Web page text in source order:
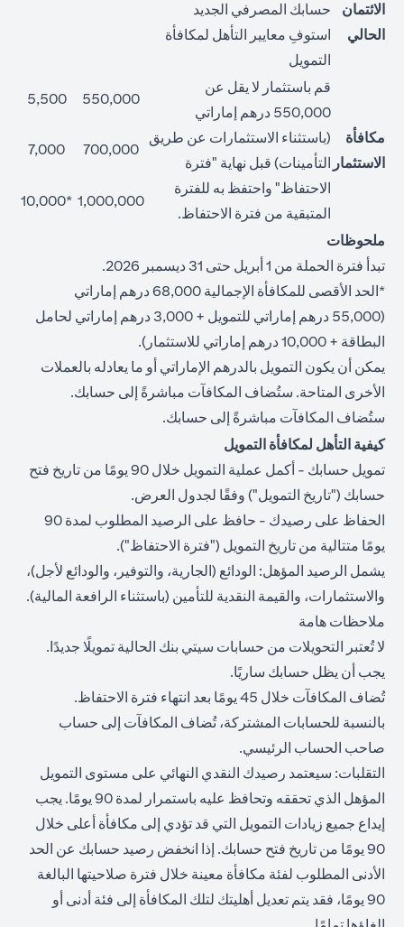
الائتمان
الحالي
حسابك المصرفي الجديد
استوفِ معايير التأهل لمكافأة
التمويل
مكافأة
الاستثمار
قم باستثمار لا يقل عن
550,000 درهم إماراتي
(باستثناء الاستثمارات عن طريق
التأمينات) قبل نهاية "فترة
الاحتفاظ" واحتفظ به للفترة
المتبقية من فترة الاحتفاظ.
550,000
5,500
700,000
7,000
1,000,000
*10,000
ملحوظات
تبدأ فترة الحملة من 1 أبريل حتى 31 ديسمبر 2026.
*الحد الأقصى للمكافأة الإجمالية 68,000 درهم إماراتي
(55,000 درهم إماراتي للتمويل + 3,000 درهم إماراتي لحامل
البطاقة + 10,000 درهم إماراتي للاستثمار).
يمكن أن يكون التمويل بالدرهم الإماراتي أو ما يعادله بالعملات
الأخرى المتاحة. ستُضاف المكافآت مباشرةً إلى حسابك.
ستُضاف المكافآت مباشرةً إلى حسابك.
كيفية التأهل لمكافأة التمويل
تمويل حسابك - أكمل عملية التمويل خلال 90 يومًا من تاريخ فتح
حسابك ("تاريخ التمويل") وفقًا لجدول العرض.
الحفاظ على رصيدك - حافظ على الرصيد المطلوب لمدة 90
يومًا متتالية من تاريخ التمويل ("فترة الاحتفاظ").
يشمل الرصيد المؤهل: الودائع (الجارية، والتوفير، والودائع لأجل)،
والاستثمارات، والقيمة النقدية للتأمين (باستثناء الرافعة المالية).
ملاحظات هامة
لا تُعتبر التحويلات من حسابات سيتي بنك الحالية تمويلًا جديدًا.
يجب أن يظل حسابك ساريًا.
تُضاف المكافآت خلال 45 يومًا بعد انتهاء فترة الاحتفاظ.
بالنسبة للحسابات المشتركة، تُضاف المكافآت إلى حساب
صاحب الحساب الرئيسي.
التقلبات: سيعتمد رصيدك النقدي النهائي على مستوى التمويل
المؤهل الذي تحققه وتحافظ عليه باستمرار لمدة 90 يومًا. يجب
إيداع جميع زيادات التمويل التي قد تؤدي إلى مكافأة أعلى خلال
90 يومًا من تاريخ فتح حسابك. إذا انخفض رصيد حسابك عن الحد
الأدنى المطلوب لفئة مكافأة معينة خلال فترة صلاحيتها البالغة
90 يومًا، فقد يتم تعديل أهليتك لتلك المكافأة إلى فئة أدنى أو